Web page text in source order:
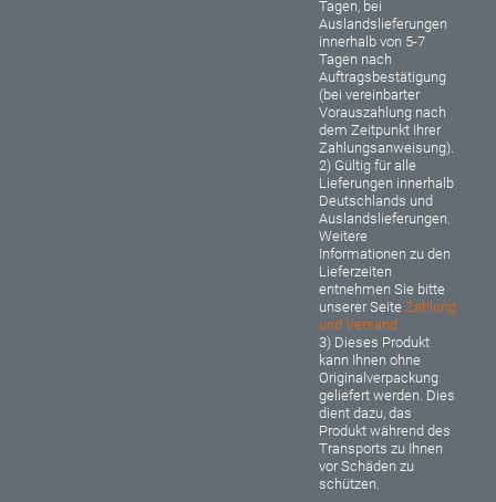
Tagen, bei
Auslandslieferungen
innerhalb von 5-7
Tagen nach
Auftragsbestätigung
(bei vereinbarter
Vorauszahlung nach
dem Zeitpunkt Ihrer
Zahlungsanweisung).
2) Gültig für alle
Lieferungen innerhalb
Deutschlands und
Auslandslieferungen.
Weitere
Informationen zu den
Lieferzeiten
entnehmen Sie bitte
unserer SeiteZahlung
und Versand
3) Dieses Produkt
kann Ihnen ohne
Originalverpackung
geliefert werden. Dies
dient dazu, das
Produkt während des
Transports zu Ihnen
vor Schäden zu
schützen.